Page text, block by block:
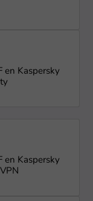
en Kaspersky
en Kaspersky